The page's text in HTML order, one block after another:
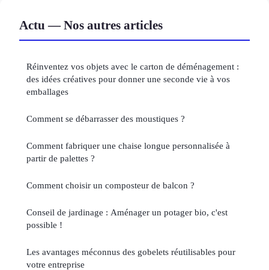
Actu — Nos autres articles
Réinventez vos objets avec le carton de déménagement :
des idées créatives pour donner une seconde vie à vos
emballages
Comment se débarrasser des moustiques ?
Comment fabriquer une chaise longue personnalisée à
partir de palettes ?
Comment choisir un composteur de balcon ?
Conseil de jardinage : Aménager un potager bio, c'est
possible !
Les avantages méconnus des gobelets réutilisables pour
votre entreprise